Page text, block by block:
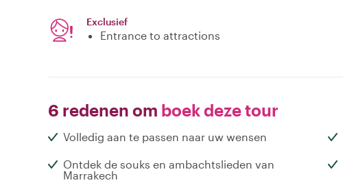
Exclusief
Entrance to attractions
6 redenen om boek deze tour
Volledig aan te passen naar uw wensen
Ontdek de souks en ambachtslieden van
Marrakech